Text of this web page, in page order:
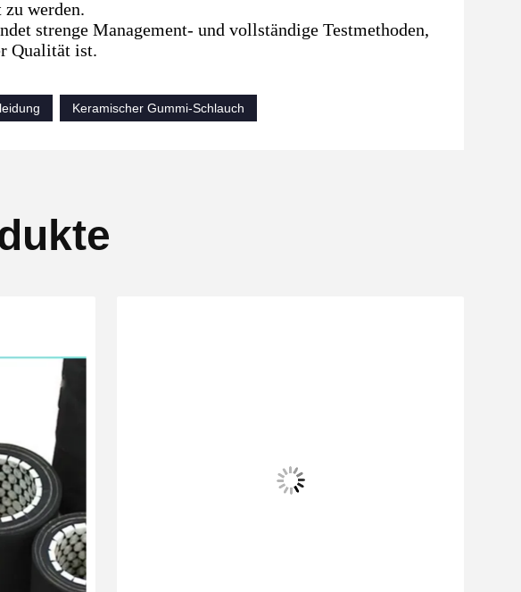
zu werden.
strenge Management- und vollständige Testmethoden,
Qualität ist.
Keramischer Gummi-Schlauch